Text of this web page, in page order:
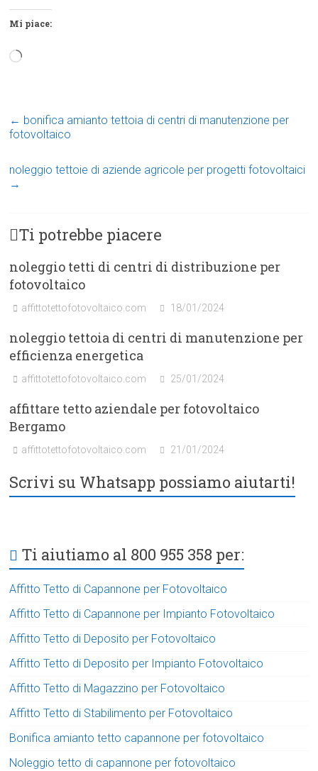
Mi piace:
Caricamento
← bonifica amianto tettoia di centri di manutenzione per
fotovoltaico
noleggio tettoie di aziende agricole per progetti fotovoltaici
→
Ti potrebbe piacere
noleggio tetti di centri di distribuzione per
fotovoltaico
affittotettofotovoltaico.com 18/01/2024
noleggio tettoia di centri di manutenzione per
efficienza energetica
affittotettofotovoltaico.com 25/01/2024
affittare tetto aziendale per fotovoltaico
Bergamo
affittotettofotovoltaico.com 21/01/2024
Scrivi su Whatsapp possiamo aiutarti!
Ti aiutiamo al 800 955 358 per:
Affitto Tetto di Capannone per Fotovoltaico
Affitto Tetto di Capannone per Impianto Fotovoltaico
Affitto Tetto di Deposito per Fotovoltaico
Affitto Tetto di Deposito per Impianto Fotovoltaico
Affitto Tetto di Magazzino per Fotovoltaico
Affitto Tetto di Stabilimento per Fotovoltaico
Bonifica amianto tetto capannone per fotovoltaico
Noleggio tetto di capannone per fotovoltaico